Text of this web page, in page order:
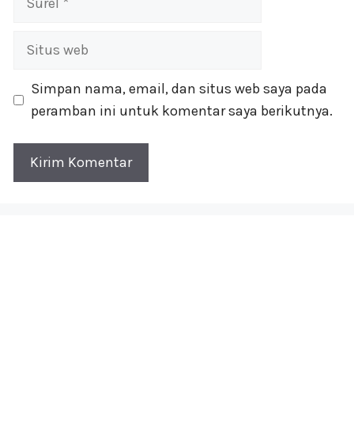
Situs
Simpan nama, email, dan situs web saya pada
peramban ini untuk komentar saya berikutnya.